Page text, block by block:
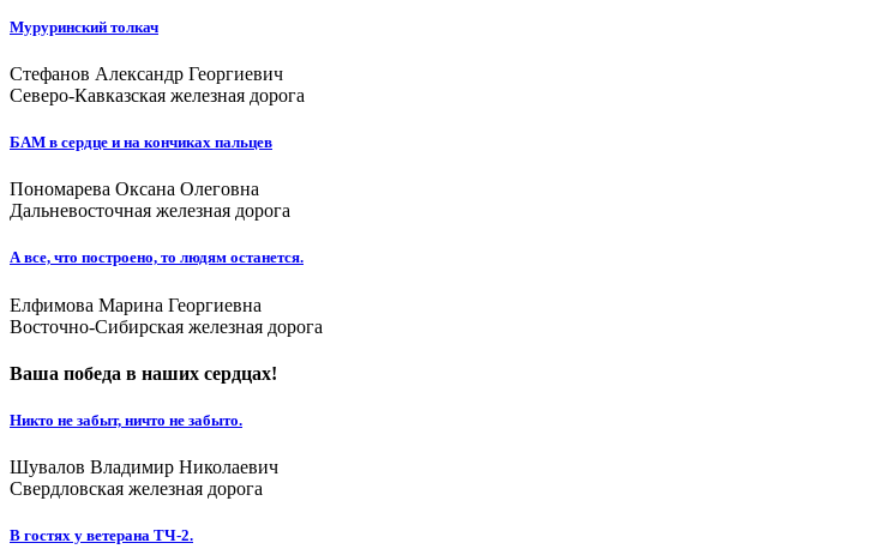
Муруринский толкач
Стефанов Александр Георгиевич
Северо-Кавказская железная дорога
БАМ в сердце и на кончиках пальцев
Пономарева Оксана Олеговна
Дальневосточная железная дорога
А все, что построено, то людям останется.
Елфимова Марина Георгиевна
Восточно-Сибирская железная дорога
Ваша победа в наших сердцах!
Никто не забыт, ничто не забыто.
Шувалов Владимир Николаевич
Свердловская железная дорога
В гостях у ветерана ТЧ-2.